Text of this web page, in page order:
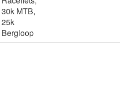
30k MTB,
25k
Bergloop